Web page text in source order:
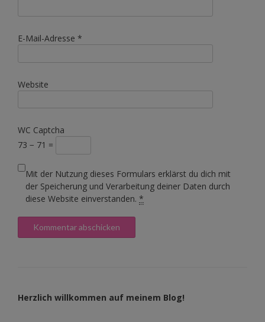
E-Mail-Adresse *
Website
WC Captcha
73 − 71 =
Mit der Nutzung dieses Formulars erklärst du dich mit
der Speicherung und Verarbeitung deiner Daten durch
diese Website einverstanden. *
Herzlich willkommen auf meinem Blog!